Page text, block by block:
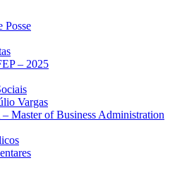
Posse
– 2025
Vargas
Master of Business Administration